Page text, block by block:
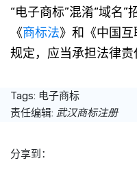
“电子商标”混淆“域名
《商标法》和《中国
规定，应当承担法律责
Tags: 电子商标
责任编辑: 武汉商标注册
分享到：